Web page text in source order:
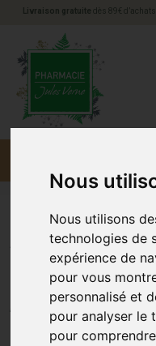
Nous
Nous utilisons
technologies de
expérience de
pour vous
personnalisé et
pour analyser le
pour
Livraison gratuite dès 89€ d’achats
Alvadiem
Nourrissant
ALVADIEM